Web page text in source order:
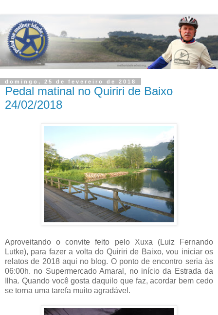
domingo, 25 de fevereiro de 2018
Pedal matinal no Quiriri de Baixo
24/02/2018
Aproveitando o convite feito pelo Xuxa (Luiz Fernando
Lutke), para fazer a volta do Quiriri de Baixo, vou iniciar os
relatos de 2018 aqui no blog. O ponto de encontro seria às
06:00h. no Supermercado Amaral, no início da Estrada da
Ilha. Quando você gosta daquilo que faz, acordar bem cedo
se torna uma tarefa muito agradável.